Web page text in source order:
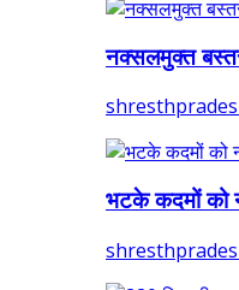
नक्सलमुक्त
भटके कदमों को